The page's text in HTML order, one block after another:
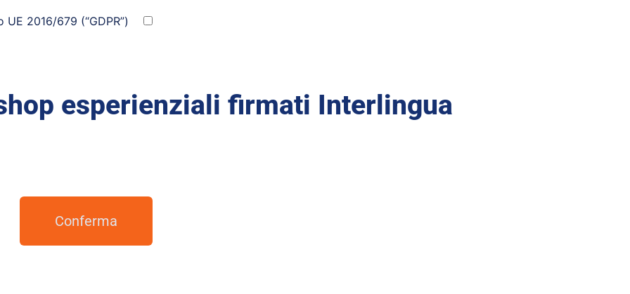
2016/679 (“GDPR”)
esperienziali firmati Interlingua
Conferma